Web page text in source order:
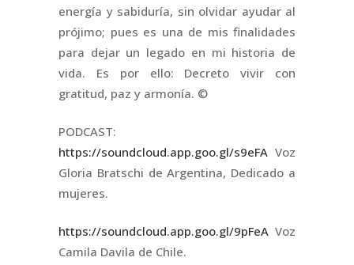
energía y sabiduría, sin olvidar ayudar al
prójimo; pues es una de mis finalidades
para dejar un legado en mi historia de
vida. Es por ello: Decreto vivir con
gratitud, paz y armonía. ©
PODCAST:
https://soundcloud.app.goo.gl/s9eFA Voz
Gloria Bratschi de Argentina, Dedicado a
mujeres.
https://soundcloud.app.goo.gl/9pFeA Voz
Camila Davila de Chile.